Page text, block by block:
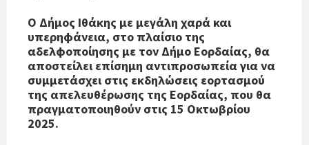
Ο Δήμος Ιθάκης με μεγάλη χαρά και
υπερηφάνεια, στο πλαίσιο της
αδελφοποίησης με τον Δήμο Εορδαίας, θα
αποστείλει επίσημη αντιπροσωπεία για να
συμμετάσχει στις εκδηλώσεις εορτασμού
της απελευθέρωσης της Εορδαίας, που θα
πραγματοποιηθούν στις 15 Οκτωβρίου
2025.